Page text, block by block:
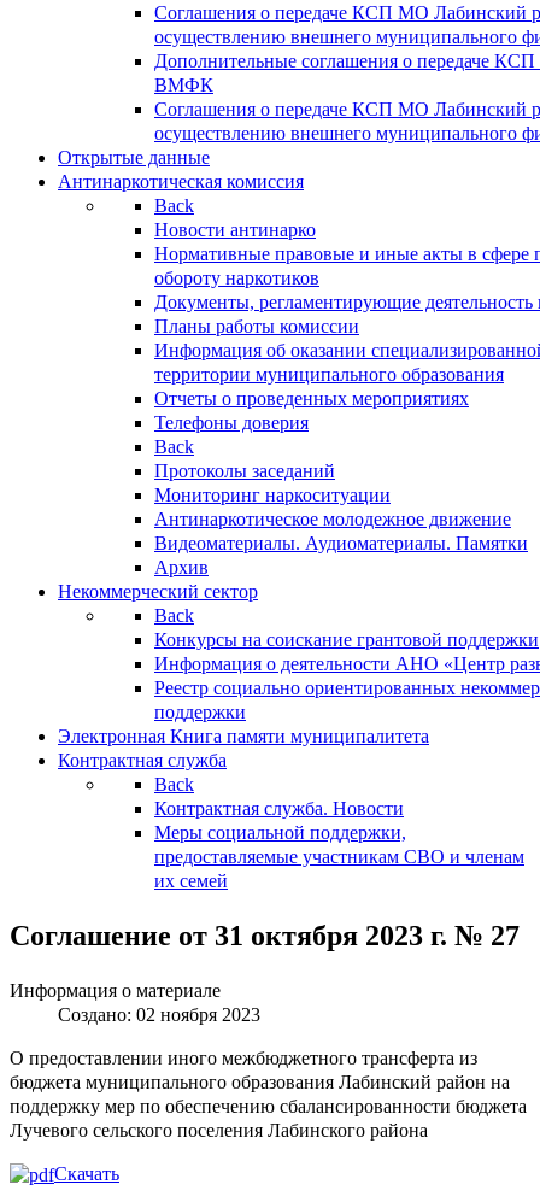
Соглашения о передаче КСП МО Лабинский
осуществлению внешнего муниципального
Дополнительные соглашения о передаче
ВМФК
Соглашения о передаче КСП МО Лабинский
осуществлению внешнего муниципального
Открытые данные
Антинаркотическая комиссия
Back
Новости антинарко
Нормативные правовые и иные акты в сфере
обороту наркотиков
Документы, регламентирующие деятельность
Планы работы комиссии
Информация об оказании
территории муниципального образования
Отчеты о проведенных мероприятиях
Телефоны доверия
Back
Протоколы заседаний
Мониторинг наркоситуации
Антинаркотическое молодежное движение
Видеоматериалы. Аудиоматериалы. Памятки
Архив
Некоммерческий сектор
Back
Конкурсы на соискание грантовой поддержки
Информация о деятельности АНО «Центр
Реестр социально ориентированных
поддержки
Электронная Книга памяти муниципалитета
Контрактная служба
Back
Контрактная служба. Новости
Меры социальной поддержки,
предоставляемые участникам СВО и членам
их семей
Соглашение от 31 октября 2023 г. № 27
Информация о материале
Создано: 02 ноября 2023
О предоставлении иного межбюджетного трансферта из
бюджета муниципального образования Лабинский район на
поддержку мер по обеспечению сбалансированности бюджета
Лучевого сельского поселения Лабинского района
Скачать